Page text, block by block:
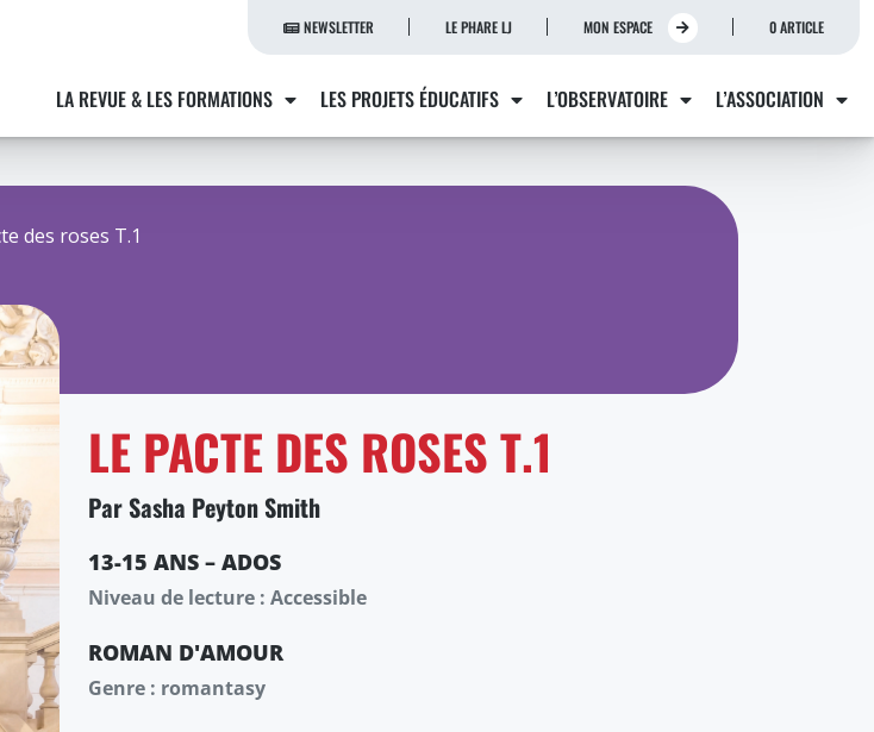
NEWSLETTER LE PHARE LJ MON ESPACE 0 ARTICLE
LA REVUE & LES FORMATIONS LES PROJETS ÉDUCATIFS L’OBSERVATOIRE L’ASSOCIATION
des roses T.1
LE PACTE DES ROSES T.1
Par Sasha Peyton Smith
13-15 ANS – ADOS
Niveau de lecture : Accessible
ROMAN D'AMOUR
Genre : romantasy